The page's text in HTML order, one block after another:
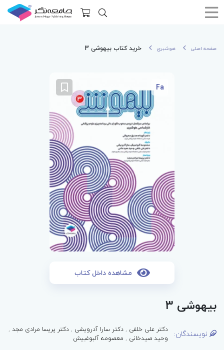
صفحه اصلی هوشبری خرید کتاب بیهوشی 3
Fa
مشاهده داخل کتاب
بیهوشی 3
نویسندگان: دکتر علی خلفی ,دکتر سارا آدرویشی ,دکتر پریسا مرادی مجد ,
وحید صیدخانی , معصومه آلبوغبیش